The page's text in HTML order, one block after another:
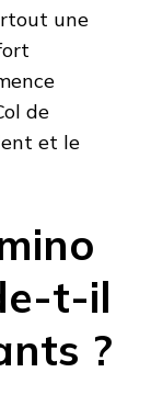
une
de
et le
t-il
?